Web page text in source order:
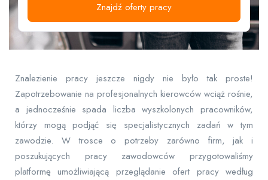
Znajdź oferty pracy
Znalezienie pracy jeszcze nigdy nie było tak proste!
Zapotrzebowanie na profesjonalnych kierowców wciąż rośnie,
a jednocześnie spada liczba wyszkolonych pracowników,
którzy mogą podjąć się specjalistycznych zadań w tym
zawodzie. W trosce o potrzeby zarówno firm, jak i
poszukujących pracy zawodowców przygotowaliśmy
platformę umożliwiającą przeglądanie ofert pracy według